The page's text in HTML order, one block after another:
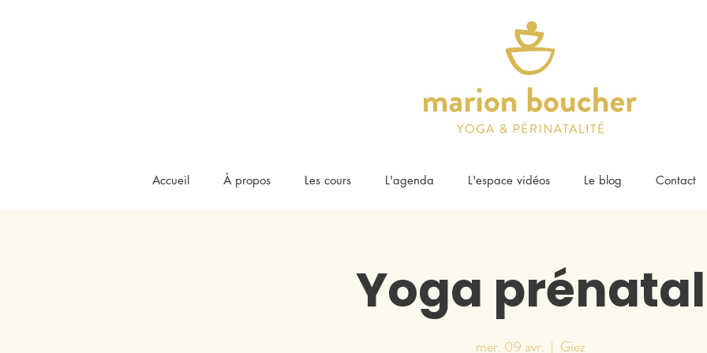
Accueil À propos Les cours L'agenda L'espace vidéos Le blog Contact
Yoga prénatal
mer. 09 avr.
  |
Giez